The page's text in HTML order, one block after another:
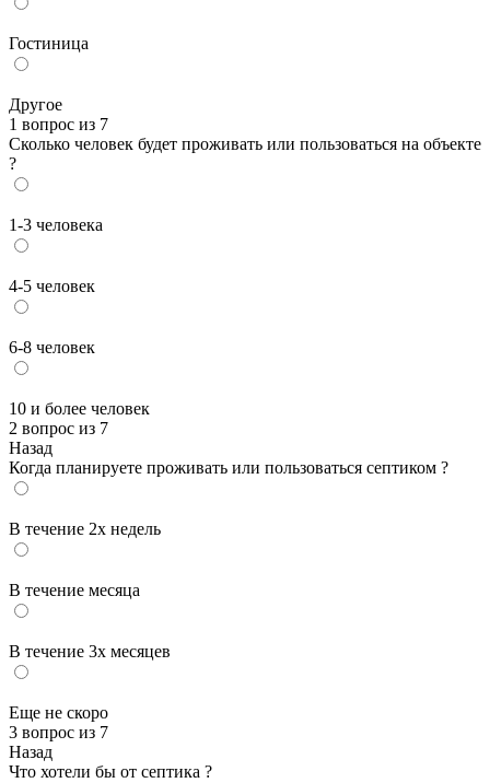
Гостиница
Другое
1 вопрос из 7
Сколько человек будет проживать или пользоваться на объекте
?
1-3 человека
4-5 человек
6-8 человек
10 и более человек
2 вопрос из 7
Назад
Когда планируете проживать или пользоваться септиком ?
В течение 2х недель
В течение месяца
В течение 3х месяцев
Еще не скоро
3 вопрос из 7
Назад
Что хотели бы от септика ?